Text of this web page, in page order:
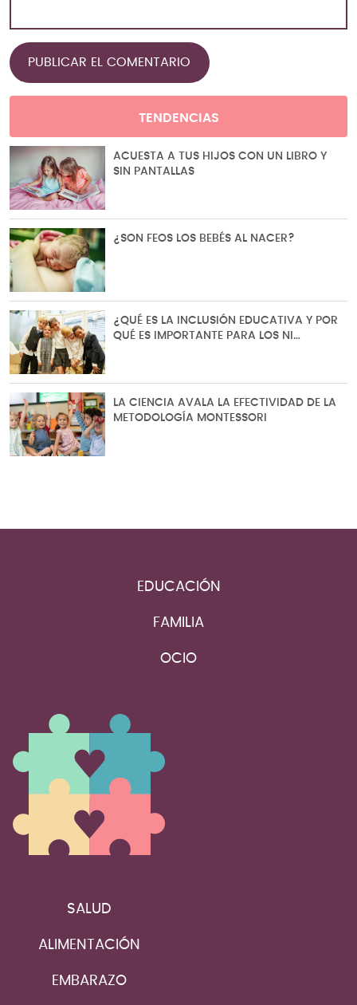
TENDENCIAS
ACUESTA A TUS HIJOS CON UN LIBRO Y
SIN PANTALLAS
¿SON FEOS LOS BEBÉS AL NACER?
¿QUÉ ES LA INCLUSIÓN EDUCATIVA Y POR
QUÉ ES IMPORTANTE PARA LOS NI…
LA CIENCIA AVALA LA EFECTIVIDAD DE LA
METODOLOGÍA MONTESSORI
EDUCACIÓN
FAMILIA
OCIO
SALUD
ALIMENTACIÓN
EMBARAZO